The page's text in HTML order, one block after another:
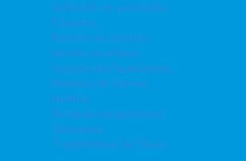
Admissão de associados
Contatos
Emissão de convites
Horário de ônibus
Inclusão de Dependentes
Modelos de Termos
Notícias
Portal da transparência
Quiosques
Transferências de Título